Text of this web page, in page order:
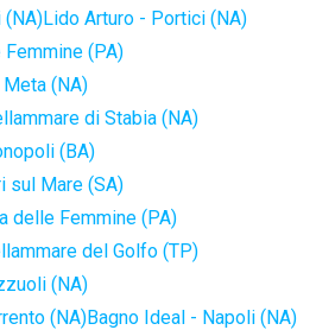
(NA)Lido Arturo - Portici (NA)
(PA)
(NA)
di Stabia (NA)
(BA)
sul Mare (SA)
delle Femmine (PA)
del Golfo (TP)
(NA)
(NA)Bagno Ideal - Napoli (NA)